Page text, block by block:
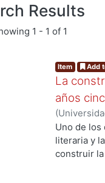
Results
1 - 1 of 1
Item Add
La
años
(
de
Uno de los
literaria y
construir